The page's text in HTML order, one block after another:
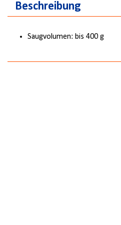
Beschreibung
Saugvolumen: bis 400 g